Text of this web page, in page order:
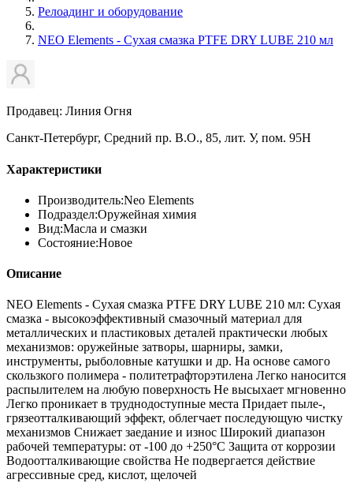
Релоадинг и оборудование
NEO Elements - Сухая смазка PTFE DRY LUBE 210 мл
Продавец: Линия Огня
Санкт-Петербург, Средний пр. В.О., 85, лит. У, пом. 95Н
Характеристики
Производитель:Neo Elements
Подраздел:Оружейная химия
Вид:Масла и смазки
Состояние:Новое
Описание
NEO Elements - Сухая смазка PTFE DRY LUBE 210 мл: Сухая
смазка - высокоэффективный смазочный материал для
металлических и пластиковых деталей практически любых
механизмов: оружейные затворы, шарниры, замки,
инструменты, рыболовные катушки и др. На основе самого
скользкого полимера - политетрафторэтилена Легко наносится
распылителем на любую поверхность Не высыхает мгновенно
Легко проникает в труднодоступные места Придает пыле-,
грязеотталкивающий эффект, облегчает последующую чистку
механизмов Снижает заедание и износ Широкий диапазон
рабочей температуры: от -100 до +250°С Защита от коррозии
Водоотталкивающие свойства Не подвергается действие
агрессивные сред, кислот, щелочей